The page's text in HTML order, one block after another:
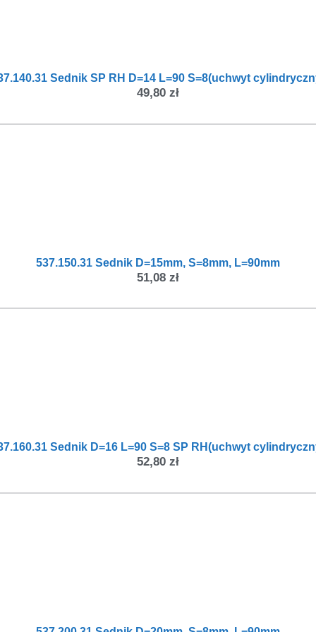
Sednik SP RH D=14 L=90 S=8(uchwyt
49,80 zł
537.150.31 Sednik D=15mm, S=8mm, L=90mm
51,08 zł
Sednik D=16 L=90 S=8 SP RH(uchwyt
52,80 zł